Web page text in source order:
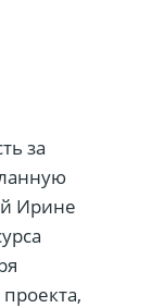
за
Ирине